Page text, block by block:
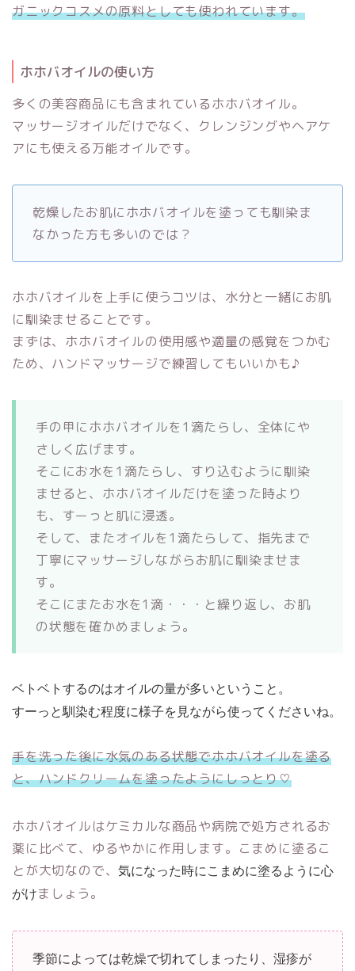
ガニックコスメの原料としても使われています。
ホホバオイルの使い方
多くの美容商品にも含まれているホホバオイル。
マッサージオイルだけでなく、クレンジングやヘアケ
アにも使える万能オイルです。
乾燥したお肌にホホバオイルを塗っても馴染ま
なかった方も多いのでは？
ホホバオイルを上手に使うコツは、水分と一緒にお肌
に馴染ませることです。
まずは、ホホバオイルの使用感や適量の感覚をつかむ
ため、ハンドマッサージで練習してもいいかも♪
手の甲にホホバオイルを1滴たらし、全体にや
さしく広げます。
そこにお水を1滴たらし、すり込むように馴染
ませると、ホホバオイルだけを塗った時より
も、すーっと肌に浸透。
そして、またオイルを1滴たらして、指先まで
丁寧にマッサージしながらお肌に馴染ませま
す。
そこにまたお水を1滴・・・と繰り返し、お肌
の状態を確かめましょう。
ベトベトするのはオイルの量が多いということ。
すーっと馴染む程度に様子を見ながら使ってくださいね。
手を洗った後に水気のある状態でホホバオイルを塗る
と、ハンドクリームを塗ったようにしっとり♡
ホホバオイルはケミカルな商品や病院で処方されるお
薬に比べて、ゆるやかに作用します。こまめに塗るこ
とが大切なので、気になった時にこまめに塗るように心
がけましょう。
季節によっては乾燥で切れてしまったり、湿疹が